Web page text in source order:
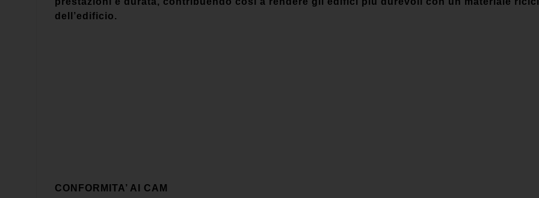
dell’edificio.
CONFORMITA’ AI CAM